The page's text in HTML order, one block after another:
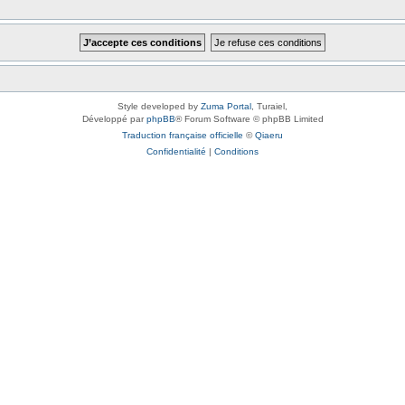
Style developed by Zuma Portal , Turaiel,
Développé parphpBB® Forum Software © phpBB Limited
Traduction française officielle ©Qiaeru
Confidentialité
Conditions